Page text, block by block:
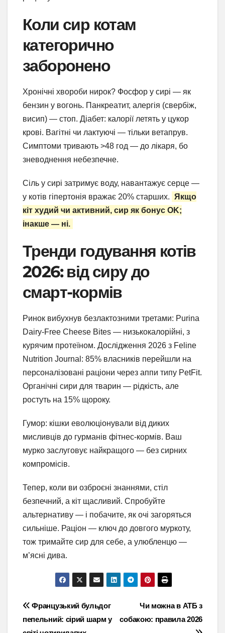
Коли сир котам
категорично
заборонено
Хронічні хвороби нирок? Фосфор у сирі — як
бензин у вогонь. Панкреатит, алергія (свербіж,
висип) — стоп. Діабет: калорії летять у цукор
крові. Вагітні чи лактуючі — тільки ветапрув.
Симптоми тривають >48 год — до лікаря, бо
зневоднення небезпечне.
Сіль у сирі затримує воду, навантажує серце —
у котів гіпертонія вражає 20% старших. Якщо
кіт худий чи активний, сир як бонус OK;
інакше — ні.
Тренди годування котів
2026: від сиру до
смарт-кормів
Ринок вибухнув безлактозними третами: Purina
Dairy-Free Cheese Bites — низькокалорійні, з
курячим протеїном. Дослідження 2026 з Feline
Nutrition Journal: 85% власників перейшли на
персоналізовані раціони через аппи типу PetFit.
Органічні сири для тварин — рідкість, але
ростуть на 15% щороку.
Гумор: кішки еволюціонували від диких
мисливців до гурманів фітнес-кормів. Ваш
мурко заслуговує найкращого — без сирних
компромісів.
Тепер, коли ви озброєні знаннями, стіл
безпечний, а кіт щасливий. Спробуйте
альтернативу — і побачите, як очі загоряться
сильніше. Раціон — ключ до довгого муркоту,
тож тримайте сир для себе, а улюбленцю —
м’ясні дива.
Навігація
записів
Чи можна в АТБ з
собакою: правила 2026
Французький бульдог
пепельний: сірий шарм у